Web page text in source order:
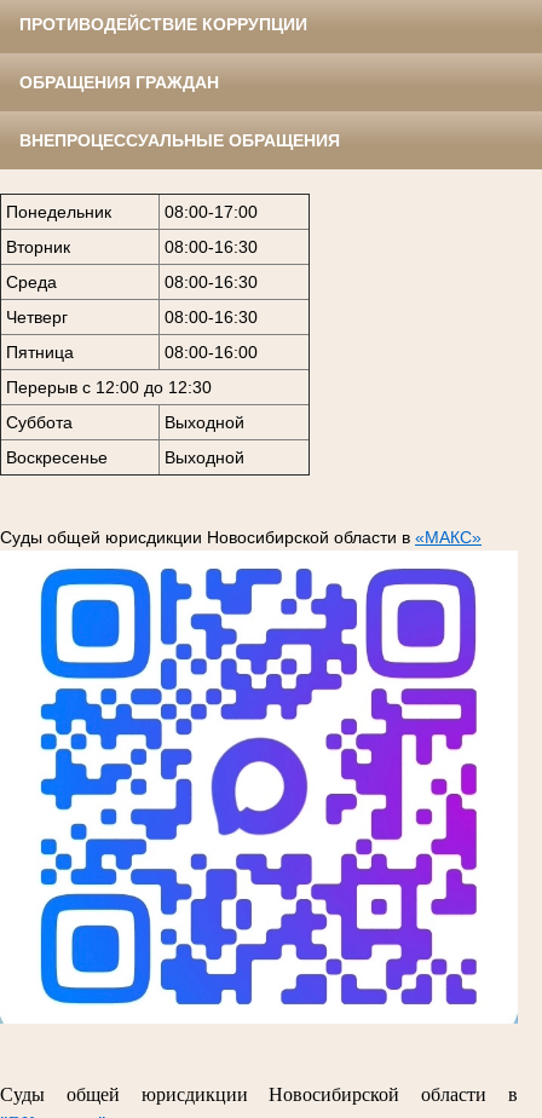
ПРОТИВОДЕЙСТВИЕ КОРРУПЦИИ
ОБРАЩЕНИЯ ГРАЖДАН
ВНЕПРОЦЕССУАЛЬНЫЕ ОБРАЩЕНИЯ
Понедельник
08:00-17:00
Вторник
08:00-16:30
Среда
08:00-16:30
Четверг
08:00-16:30
Пятница
08:00-16:00
Перерыв с 12:00 до 12:30
Суббота
Выходной
Воскресенье
Выходной
Суды общей юрисдикции Новосибирской области в «МАКС»
Суды общей юрисдикции Новосибирской области в